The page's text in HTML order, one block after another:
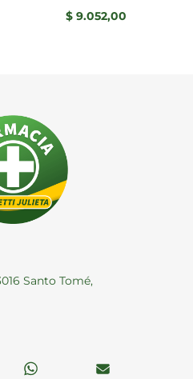
$9.052,00
Santo Tomé,